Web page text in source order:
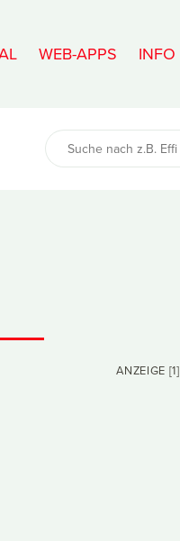
WEB-APPS INFO
ANZEIGE [1]